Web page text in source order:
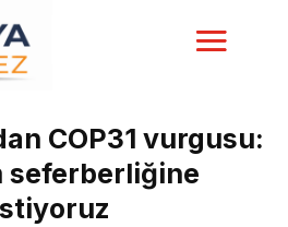
COP31 vurgusu:
seferberliğine